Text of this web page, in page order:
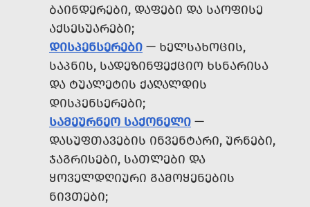
ᲑᲐᲘᲜᲓᲔᲠᲔᲑᲘ, ᲓᲐᲤᲔᲑᲘ ᲓᲐ ᲡᲐᲝᲤᲘᲡᲔ
ᲐᲥᲡᲔᲡᲣᲐᲠᲔᲑᲘ;
ᲓᲘᲡᲞᲔᲜᲡᲔᲠᲔᲑᲘ — ᲮᲔᲚᲡᲐᲮᲝᲪᲘᲡ,
ᲡᲐᲞᲜᲘᲡ, ᲡᲐᲓᲔᲖᲘᲜᲤᲔᲥᲪᲘᲝ ᲮᲡᲜᲐᲠᲘᲡᲐ
ᲓᲐ ᲢᲣᲐᲚᲔᲢᲘᲡ ᲥᲐᲦᲐᲚᲓᲘᲡ
ᲓᲘᲡᲞᲔᲜᲡᲔᲠᲔᲑᲘ;
ᲡᲐᲛᲔᲣᲠᲜᲔᲝ ᲡᲐᲥᲝᲜᲔᲚᲘ —
ᲓᲐᲡᲣᲤᲗᲐᲕᲔᲑᲘᲡ ᲘᲜᲕᲔᲜᲢᲐᲠᲘ, ᲣᲠᲜᲔᲑᲘ,
ᲯᲐᲒᲠᲘᲡᲔᲑᲘ, ᲡᲐᲗᲚᲔᲑᲘ ᲓᲐ
ᲧᲝᲕᲔᲚᲓᲦᲘᲣᲠᲘ ᲒᲐᲛᲝᲧᲔᲜᲔᲑᲘᲡ
ᲜᲘᲕᲗᲔᲑᲘ;